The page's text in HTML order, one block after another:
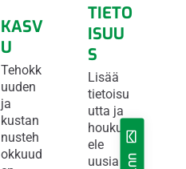
KASV
U
Tehokk
uuden
ja
kustan
nusteh
okkuud
TIETO
ISUU
S
Lisää
tietoisu
utta ja
houkutt
ele
uusia